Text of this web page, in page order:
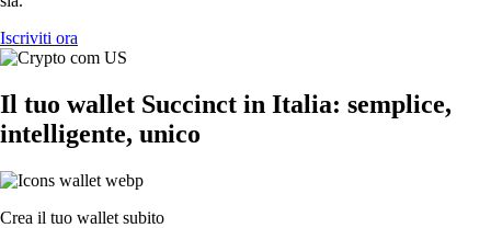
Iscriviti ora
Il tuo wallet Succinct in Italia: semplice,
intelligente, unico
Crea il tuo wallet subito